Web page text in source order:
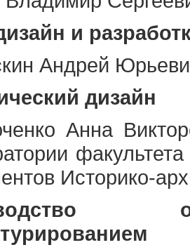
и
Андрей
дизайн
Анна
Историко-